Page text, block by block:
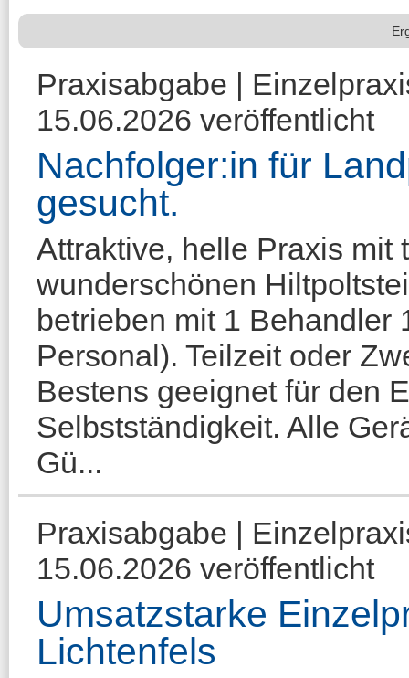
Praxisabgabe |
15.06.2026 veröffentlicht
Nachfolger:in für
gesucht.
Attraktive, helle Praxis mit
wunderschönen
betrieben mit 1 Behandler
Personal). Teilzeit oder
Bestens geeignet für den
Selbstständigkeit. Alle
Gü...
Praxisabgabe |
15.06.2026 veröffentlicht
Umsatzstarke
Lichtenfels